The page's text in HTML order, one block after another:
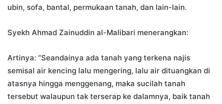
ubin, sofa, bantal, permukaan tanah, dan lain-lain.
Syekh Ahmad Zainuddin al-Malibari menerangkan:
Artinya: “Seandainya ada tanah yang terkena najis
semisal air kencing lalu mengering, lalu air dituangkan di
atasnya hingga menggenang, maka sucilah tanah
tersebut walaupun tak terserap ke dalamnya, baik tanah